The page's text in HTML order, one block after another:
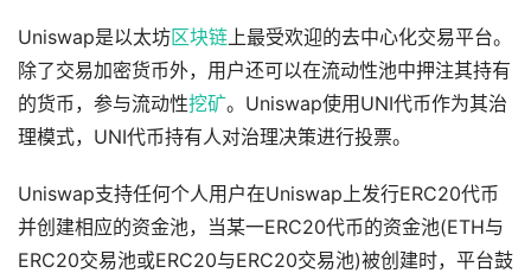
Uniswap是以太坊区块链 上最受欢迎的去中心化交易平台。
除了交易加密货币外，用户还可以在流动性池中押注其持有
的货币，参与流动性挖矿。Uniswap使用UNI代币作为其治
理模式，UNI代币持有人对治理决策进行投票。
Uniswap支持任何个人用户在Uniswap上发行ERC20代币
并创建相应的资金池，当某一ERC20代币的资金池(ETH与
ERC20交易池或ERC20与ERC20交易池)被创建时，平台鼓